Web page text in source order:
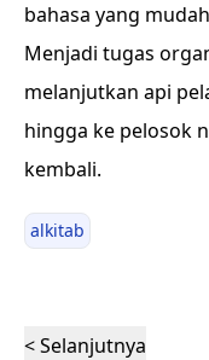
bahasa yang
Menjadi tugas
melanjutkan api
hingga ke pelosok
kembali.
alkitab
< Selanjutnya